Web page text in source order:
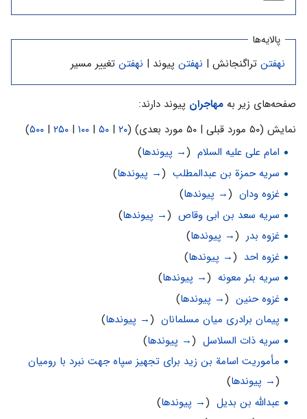
پالایه‌ها
نهفتنتراگنجانش | نهفتنپیوند | نهفتنتغییر مسیر
صفحه‌های زیر به مهاجران پیوند دارند:
نمایش (۵۰ مورد قبلی | ۵۰ مورد بعدی) (
۲۰ | ۵۰ | ۱۰۰ | ۲۵۰ | ۵۰۰)
امام علی علیه السلام‏
(→ پیوندها)
سریه حمزة بن عبدالمطلب‏
(→ پیوندها)
غزوه ودان‏
(→ پیوندها)
سریه سعد بن ابی وقاص‏
(→ پیوندها)
غزوه بدر‏
(→ پیوندها)
غزوه احد (→ پیوندها)
سریه بئر معونه‏
(→ پیوندها)
غزوه حنین‏
(→ پیوندها)
پیمان برادری میان مسلمانان‏
(→ پیوندها)
سریه ذات السلاسل‏
(→ پیوندها)
مأموریت اسامة بن زید براى تجهیز سپاه جهت نبرد با رومیان‏
(→ پیوندها)
عبدالله بن بدیل‏
(→ پیوندها)